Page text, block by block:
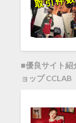
■優良サイト紹
ョップ CCLAB